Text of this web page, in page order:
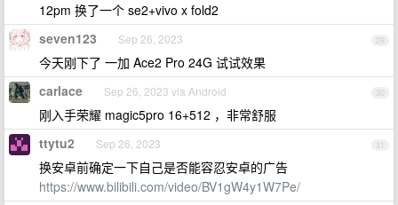
12pm 换了一个 se2+vivo x fold2
29
seven123 Sep 26, 2023
今天刚下了 一加 Ace2 Pro 24G 试试效果
30
carlace Sep 26, 2023 via Android
刚入手荣耀 magic5pro 16+512 ，非常舒服
31
ttytu2 Sep 26, 2023
换安卓前确定一下自己是否能容忍安卓的广告
https://www.bilibili.com/video/BV1gW4y1W7Pe/